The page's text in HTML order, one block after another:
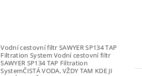
Vodní cestovní filtr SAWYER SP134 TAP
Filtration System Vodní cestovní filtr
SAWYER SP134 TAP Filtration
SystemČISTÁ VODA, VŽDY TAM KDE JI